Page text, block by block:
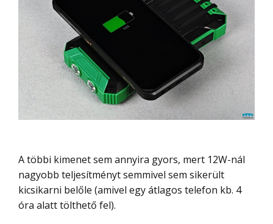
A többi kimenet sem annyira gyors, mert 12W-nál
nagyobb teljesítményt semmivel sem sikerült
kicsikarni belőle (amivel egy átlagos telefon kb. 4
óra alatt tölthető fel).